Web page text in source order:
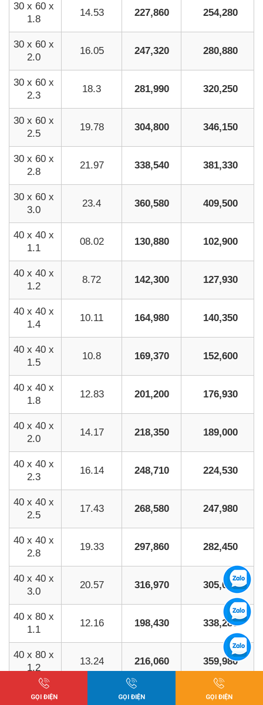
30 x 60 x
1.8
14.53 227,860 254,280
30 x 60 x
2.0
16.05 247,320 280,880
30 x 60 x
2.3
18.3 281,990 320,250
30 x 60 x
2.5
19.78 304,800 346,150
30 x 60 x
2.8
21.97 338,540 381,330
30 x 60 x
3.0
23.4 360,580 409,500
40 x 40 x
1.1
08.02 130,880 102,900
40 x 40 x
1.2
8.72 142,300 127,930
40 x 40 x
1.4
10.11 164,980 140,350
40 x 40 x
1.5
10.8 169,370 152,600
40 x 40 x
1.8
12.83 201,200 176,930
40 x 40 x
2.0
14.17 218,350 189,000
40 x 40 x
2.3
16.14 248,710 224,530
40 x 40 x
2.5
17.43 268,580 247,980
40 x 40 x
2.8
19.33 297,860 282,450
40 x 40 x
3.0
20.57 316,970 305,030
40 x 80 x
1.1
12.16 198,430 338,280
40 x 80 x
1.2
13.24 216,060 359,980
40 x 80 x
250,980 212,800
GỌI ĐIỆN GỌI ĐIỆN GỌI ĐIỆN